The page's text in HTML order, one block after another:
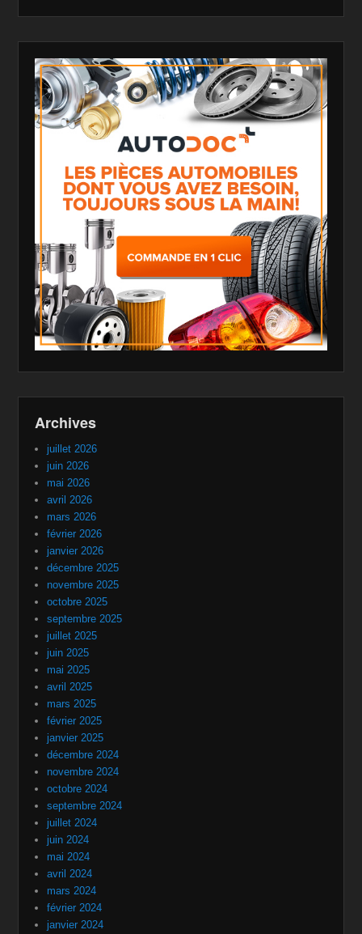
Archives
juillet 2026
juin 2026
mai 2026
avril 2026
mars 2026
février 2026
janvier 2026
décembre 2025
novembre 2025
octobre 2025
septembre 2025
juillet 2025
juin 2025
mai 2025
avril 2025
mars 2025
février 2025
janvier 2025
décembre 2024
novembre 2024
octobre 2024
septembre 2024
juillet 2024
juin 2024
mai 2024
avril 2024
mars 2024
février 2024
janvier 2024